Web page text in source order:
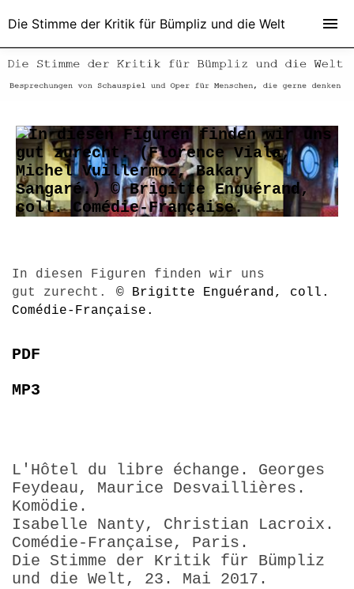
In diesen Figuren finden wir uns
gut zurecht.
© Brigitte Enguérand, coll.
Comédie-Française.
PDF
MP3
L'Hôtel du libre échange. Georges
Feydeau, Maurice Desvaillières.
Komödie.
Isabelle Nanty, Christian Lacroix.
Comédie-Française, Paris.
Die Stimme der Kritik für Bümpliz
und die Welt, 23. Mai 2017.
Die Stimme der Kritik für Bümpliz und die Welt